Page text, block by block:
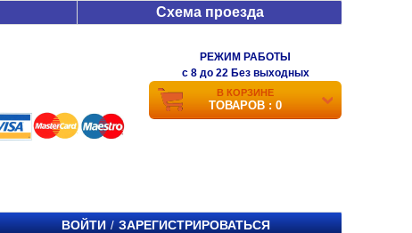
Схема проезда
РЕЖИМ РАБОТЫ
c 8 до 22 Без выходных
В КОРЗИНЕ
ТОВАРОВ : 0
ВОЙТИ / ЗАРЕГИСТРИРОВАТЬСЯ